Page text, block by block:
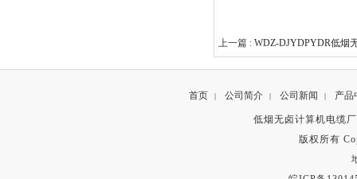
上一篇 : WDZ-DJYDPYDR低烟
首页 | 公司简介 | 公司新闻 | 产品
低烟无卤计算机电缆
版权所有